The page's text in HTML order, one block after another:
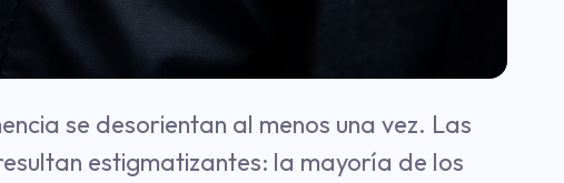
se desorientan al menos una vez. Las
estigmatizantes: la mayoría de los